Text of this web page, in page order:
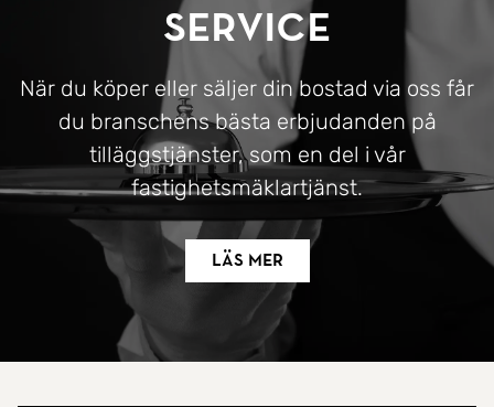
Service
När du köper eller säljer din bostad via oss får
du branschens bästa erbjudanden på
tilläggstjänster, som en del i vår
fastighetsmäklartjänst.
Läs mer